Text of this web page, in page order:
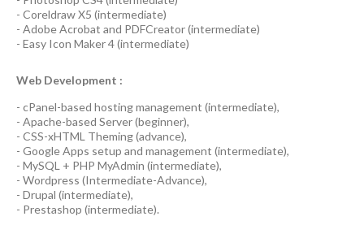
- Coreldraw X5 (intermediate)
- Adobe Acrobat and PDFCreator(intermediate)
- Easy Icon Maker 4(intermediate)
Web Development :
- cPanel-based hosting management (intermediate),
- Apache-based Server(beginner),
- CSS-xHTML Theming(advance),
- Google Apps setup and management (intermediate),
- MySQL + PHP MyAdmin (intermediate),
- Wordpress (Intermediate-Advance),
- Drupal (intermediate),
- Prestashop (intermediate).